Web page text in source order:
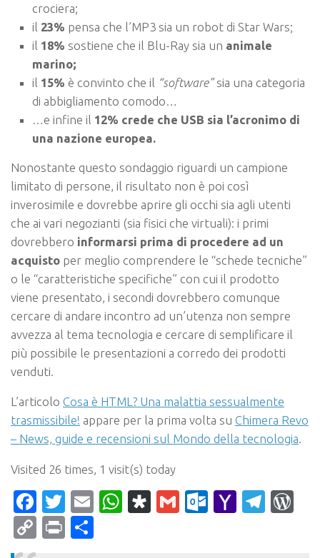
crociera;
il 23% pensa che l’MP3 sia un robot di Star Wars;
il 18% sostiene che il Blu-Ray sia un animale
marino;
il 15% è convinto che il “software”sia una categoria
di abbigliamento comodo…
…e infine il 12% crede che USB sia l’acronimo di
una nazione europea.
Nonostante questo sondaggio riguardi un campione
limitato di persone, il risultato non è poi così
inverosimile e dovrebbe aprire gli occhi sia agli utenti
che ai vari negozianti (sia fisici che virtuali): i primi
dovrebbero informarsi prima di procedere ad un
acquisto per meglio comprendere le “schede tecniche”
o le “caratteristiche specifiche” con cui il prodotto
viene presentato, i secondi dovrebbero comunque
cercare di andare incontro ad un’utenza non sempre
avvezza al tema tecnologia e cercare di semplificare il
più possibile le presentazioni a corredo dei prodotti
venduti.
L’articolo Cosa è HTML? Una malattia sessualmente
trasmissibile! appare per la prima volta su Chimera Revo
– News, guide e recensioni sul Mondo della tecnologia.
Visited 26 times, 1 visit(s) today
Facebook
Twitter
EmailWhatsApp
Diaspora
Gmail Yahoo
CopyPrint